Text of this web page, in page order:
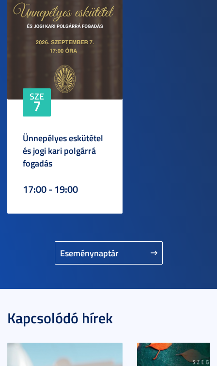
Eseménynaptár
SZE
7
Ünnepélyes eskütétel
és jogi kari polgárrá
fogadás
17:00 - 19:00
Kapcsolódó hírek